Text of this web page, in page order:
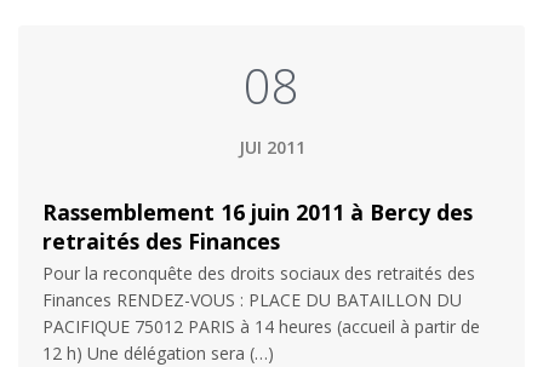
08
JUI 2011
Rassemblement 16 juin 2011 à Bercy des
retraités des Finances
Pour la reconquête des droits sociaux des retraités des
Finances RENDEZ-VOUS : PLACE DU BATAILLON DU
PACIFIQUE 75012 PARIS à 14 heures (accueil à partir de
12 h) Une délégation sera (…)